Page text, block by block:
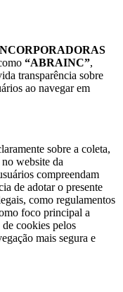
“ABRAINC”,
transparência sobre
ao navegar em
sobre a coleta,
no website da
compreendam
de adotar o presente
como regulamentos
foco principal a
cookies pelos
mais segura e